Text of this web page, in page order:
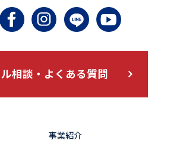
相談・よくある質問
事業紹介